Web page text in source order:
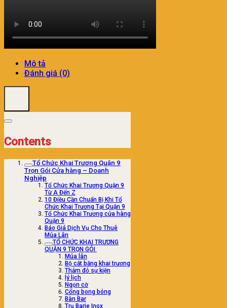
Mô tả
Đánh giá (0)
Contents
Tổ Chức Khai Trương Quận 9
Trọn Gói Cửa hàng – Doanh
Nghiệp
Tổ Chức Khai Trương Quận 9
Từ A Đến Z
10 Điều Cần Chuẩn Bị Khi Tổ
Chức Khai Trương Tại Quận 9
Tổ Chức Khai Trương cửa hàng
Quận 9
Báo Giá Dịch Vụ Cho Thuê
Múa Lân
TỔ CHỨC KHAI TRƯƠNG
QUẬN 9 TRỌN GÓI
Múa lân
Bộ cắt băng khai trương
Thảm đỏ sự kiện
lý lịch
Ngọn cờ
Cổng bong bóng
Bàn Bar
Trụ Barie Inox